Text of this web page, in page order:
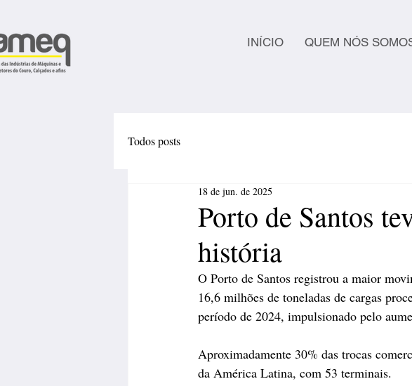
INÍCIO QUEM NÓS
Todos posts
Porto de Santos
história
18 de jun. de 2025
O Porto de Santos registrou a maior
16,6 milhões de toneladas de cargas
período de 2024, impulsionado pelo
Aproximadamente 30% das trocas
da América Latina, com 53 terminais.